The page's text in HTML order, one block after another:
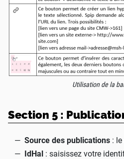
Utilisation de la
Section 5 :
Source des publications: le
IdHal: saisissez votre